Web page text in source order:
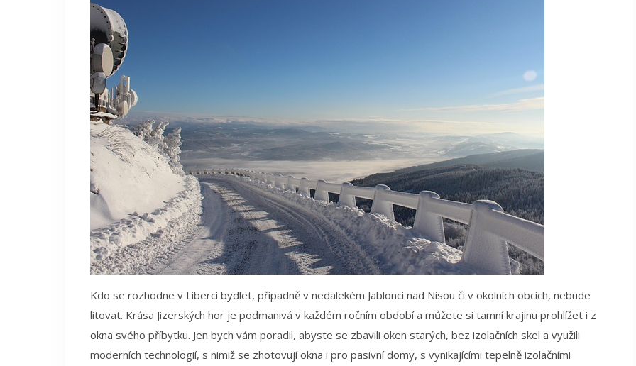
Kdo se rozhodne v Liberci bydlet, případně v nedalekém Jablonci nad Nisou či v okolních obcích, nebude
litovat. Krása Jizerských hor je podmanivá v každém ročním období a můžete si tamní krajinu prohlížet i z
okna svého příbytku. Jen bych vám poradil, abyste se zbavili oken starých, bez izolačních skel a využili
moderních technologií, s nimiž se zhotovují okna i pro pasivní domy, s vynikajícími tepelně izolačními